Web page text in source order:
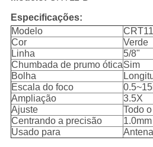
Especificações:
Modelo
Cor
Verde
Linha
5/8"
Chumbada de prumo óticaSim
Bolha
Escala do foco
Ampliação
3.5X
Ajuste
Todo
Centrando a precisão
1.0mm
Usado para